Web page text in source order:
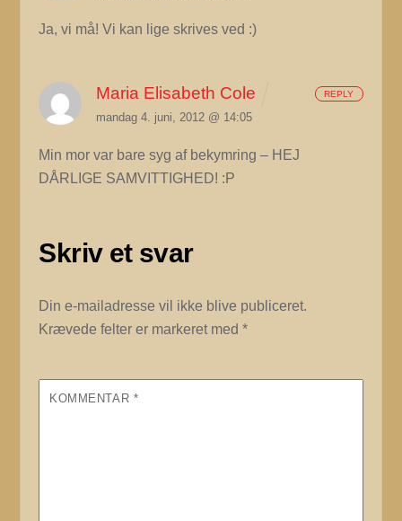
Ja, vi må! Vi kan lige skrives ved :)
Maria Elisabeth Cole
mandag 4. juni, 2012 @ 14:05
Min mor var bare syg af bekymring – HEJ
DÅRLIGE SAMVITTIGHED! :P
REPLY
Skriv et svar
Din e-mailadresse vil ikke blive publiceret.
Krævede felter er markeret med*
KOMMENTAR *